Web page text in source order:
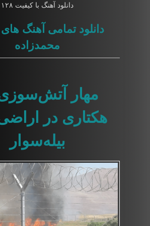
دانلود آهنگ با کیفیت ۱۲۸
دانلود تمامی آهنگ
محمدزاده
هکتاری در
بیله‌سوار